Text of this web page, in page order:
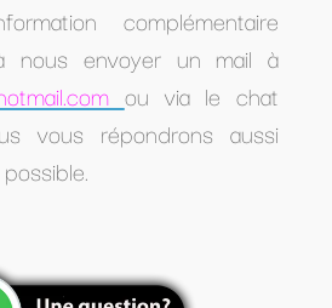
complémentaire
nous envoyer un mail à
ou via le chat
vous répondrons aussi